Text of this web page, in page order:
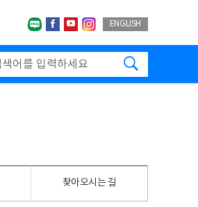
네이버블로그
페이스북
유투브인스타그랩
ENGLISH
찾아오시는 길